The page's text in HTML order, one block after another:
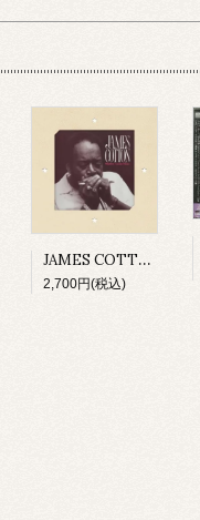
JAMES COTTON/ MIGHTY LONG TIME(CD)
2,700円(税込)